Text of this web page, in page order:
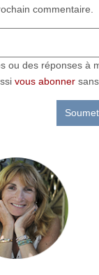
commentaire.
ou des réponses à
vous abonnersans